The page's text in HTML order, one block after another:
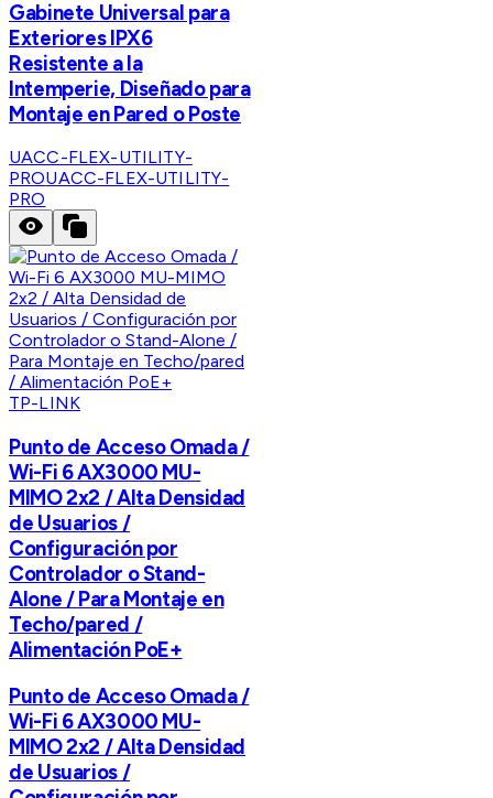
Gabinete Universal para
Exteriores IPX6
Resistente a la
Intemperie, Diseñado para
Montaje en Pared o Poste
UACC-FLEX-UTILITY-
PROUACC-FLEX-UTILITY-
PRO
TP-LINK
Punto de Acceso Omada /
Wi-Fi 6 AX3000 MU-
MIMO 2x2 / Alta Densidad
de Usuarios /
Configuración por
Controlador o Stand-
Alone / Para Montaje en
Techo/pared /
Alimentación PoE+
Punto de Acceso Omada /
Wi-Fi 6 AX3000 MU-
MIMO 2x2 / Alta Densidad
de Usuarios /